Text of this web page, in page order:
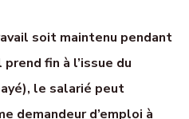
soit maintenu pendant
fin à l’issue du
le salarié peut
demandeur d’emploi à